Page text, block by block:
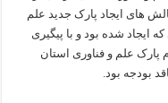
های ایجاد پارک جدید علم
ایجاد شده بود و با پیگیری
علم و فناوری استان